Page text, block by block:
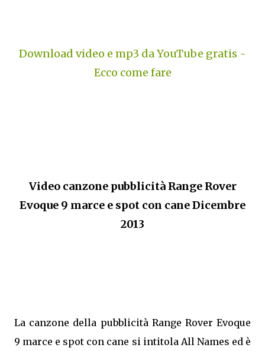
Download video e mp3 da YouTube gratis -
Ecco come fare
Video canzone pubblicità Range Rover
Evoque 9 marce e spot con cane Dicembre
2013
La canzone della pubblicità Range Rover Evoque
9 marce e spot con cane si intitola All Names ed è